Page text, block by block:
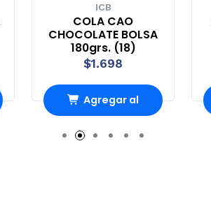
ICB
COLA CAO
CHOCOLATE BOLSA
180grs. (18)
$1.698
Agregar al
Carro